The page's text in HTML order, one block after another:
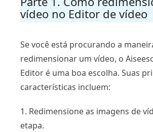
vídeo no Editor de vídeo
Se você está procurando a
redimensionar um vídeo, o
Editor é uma boa escolha. Suas
características incluem:
1. Redimensione as imagens de
etapa.